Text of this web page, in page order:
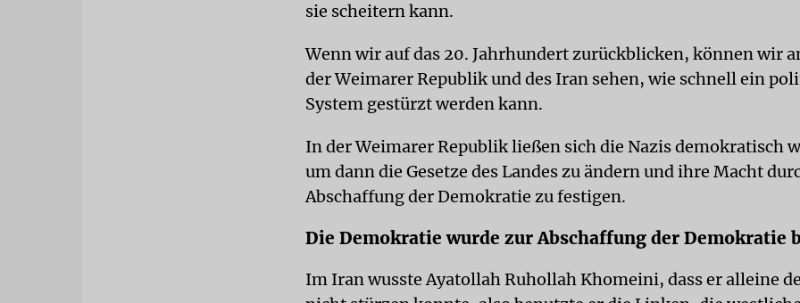
sie scheitern kann.
Wenn wir auf das 20. Jahrhundert zurückblicken, können wir
der Weimarer Republik und des Iran sehen, wie schnell ein
System gestürzt werden kann.
In der Weimarer Republik ließen sich die Nazis demokratisch
um dann die Gesetze des Landes zu ändern und ihre Macht
Abschaffung der Demokratie zu festigen.
Die Demokratie wurde zur Abschaffung der Demokratie
Im Iran wusste Ayatollah Ruhollah Khomeini, dass er alleine